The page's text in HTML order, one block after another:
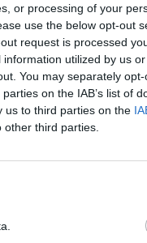
or processing of your
use the below opt-out
request is processed
utilized by us
You may separately
on the IAB’s list of
us to third parties on the
third parties.
στενές. Με το νέο πλάνο,
στο πρόγραμμα
στις ηλικίες
των δικαιούχων.
μήνες. Στο μικροσκόπιο
παροχές για τους
αναμένεται να